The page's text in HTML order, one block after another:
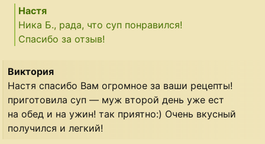
Настя
Ника Б., рада, что суп понравился!
Спасибо за отзыв!
Виктория
Настя спасибо Вам огромное за ваши рецепты!
приготовила суп — муж второй день уже ест
на обед и на ужин! так приятно:) Очень вкусный
получился и легкий!